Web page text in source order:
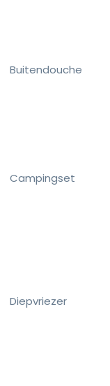
Buitendouche
Campingset
Diepvriezer